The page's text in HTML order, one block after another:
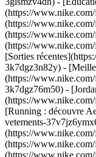
(https://
(https://
(https://
(https://
[Sorties
3k7dgz3n82y) -
(https://
3k7dgz76m50) -
(https://
[Running : découvre
vetements-
(https://
(https://
(https://